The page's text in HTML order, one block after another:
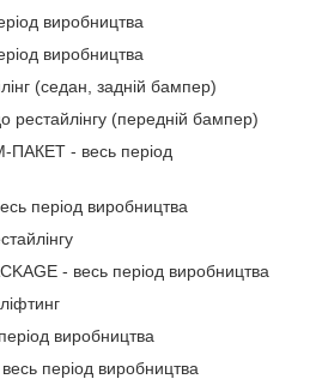
виробництва
виробництва
(седан, задній бампер)
рестайлінгу (передній бампер)
ПАКЕТ - весь період
період виробництва
- весь період виробництва
виробництва
період виробництва